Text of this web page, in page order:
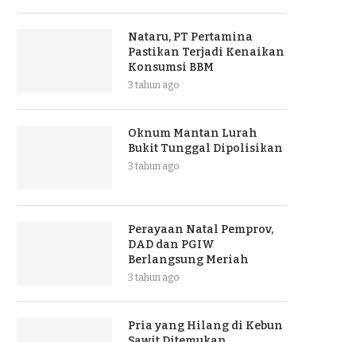
Nataru, PT Pertamina
Pastikan Terjadi Kenaikan
Konsumsi BBM
3 tahun ago
Oknum Mantan Lurah
Bukit Tunggal Dipolisikan
3 tahun ago
Perayaan Natal Pemprov,
DAD dan PGIW
Berlangsung Meriah
3 tahun ago
Pria yang Hilang di Kebun